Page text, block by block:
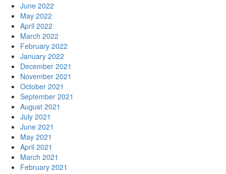
June 2022
May 2022
April 2022
March 2022
February 2022
January 2022
December 2021
November 2021
October 2021
September 2021
August 2021
July 2021
June 2021
May 2021
April 2021
March 2021
February 2021